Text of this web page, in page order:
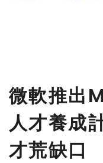
微軟推
人才養成
才荒缺口